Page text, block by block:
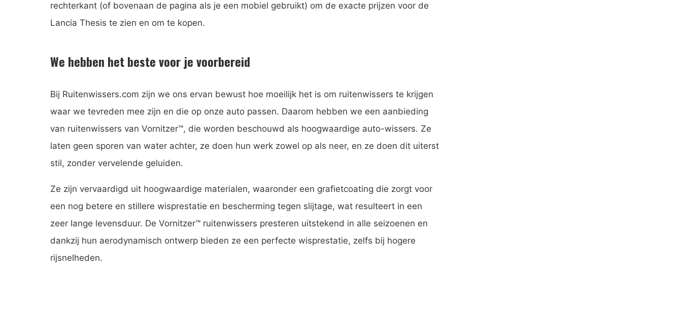
rechterkant (of bovenaan de pagina als je een mobiel gebruikt) om de exacte prijzen voor de
Lancia Thesis te zien en om te kopen.
We hebben het beste voor je voorbereid
Bij Ruitenwissers.com zijn we ons ervan bewust hoe moeilijk het is om ruitenwissers te krijgen
waar we tevreden mee zijn en die op onze auto passen. Daarom hebben we een aanbieding
van ruitenwissers van Vornitzer™, die worden beschouwd als hoogwaardige auto-wissers. Ze
laten geen sporen van water achter, ze doen hun werk zowel op als neer, en ze doen dit uiterst
stil, zonder vervelende geluiden.
Ze zijn vervaardigd uit hoogwaardige materialen, waaronder een grafietcoating die zorgt voor
een nog betere en stillere wisprestatie en bescherming tegen slijtage, wat resulteert in een
zeer lange levensduur. De Vornitzer™ ruitenwissers presteren uitstekend in alle seizoenen en
dankzij hun aerodynamisch ontwerp bieden ze een perfecte wisprestatie, zelfs bij hogere
rijsnelheden.